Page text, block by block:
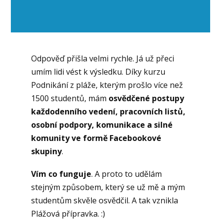
Odpověď přišla velmi rychle. Já už přeci
umím lidi vést k výsledku. Díky kurzu
Podnikání z pláže, kterým prošlo více než
1500 studentů, mám osvědčené postupy
každodenního vedení, pracovních listů,
osobní podpory, komunikace a silné
komunity ve formě Facebookové
skupiny.
Vím co funguje. A proto to udělám
stejným způsobem, který se už mě a mým
studentům skvěle osvědčil. A tak vznikla
Plážová přípravka. :)